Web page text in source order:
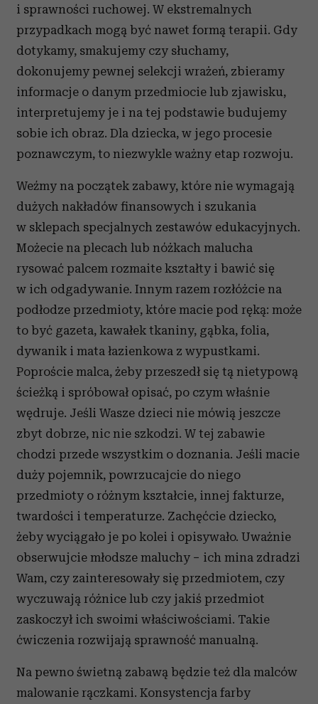
i sprawności ruchowej. W ekstremalnych
przypadkach mogą być nawet formą terapii. Gdy
dotykamy, smakujemy czy słuchamy,
dokonujemy pewnej selekcji wrażeń, zbieramy
informacje o danym przedmiocie lub zjawisku,
interpretujemy je i na tej podstawie budujemy
sobie ich obraz. Dla dziecka, w jego procesie
poznawczym, to niezwykle ważny etap rozwoju.
Weźmy na początek zabawy, które nie wymagają
dużych nakładów finansowych i szukania
w sklepach specjalnych zestawów edukacyjnych.
Możecie na plecach lub nóżkach malucha
rysować palcem rozmaite kształty i bawić się
w ich odgadywanie. Innym razem rozłóżcie na
podłodze przedmioty, które macie pod ręką: może
to być gazeta, kawałek tkaniny, gąbka, folia,
dywanik i mata łazienkowa z wypustkami.
Poproście malca, żeby przeszedł się tą nietypową
ścieżką i spróbował opisać, po czym właśnie
wędruje. Jeśli Wasze dzieci nie mówią jeszcze
zbyt dobrze, nic nie szkodzi. W tej zabawie
chodzi przede wszystkim o doznania. Jeśli macie
duży pojemnik, powrzucajcie do niego
przedmioty o różnym kształcie, innej fakturze,
twardości i temperaturze. Zachęćcie dziecko,
żeby wyciągało je po kolei i opisywało. Uważnie
obserwujcie młodsze maluchy − ich mina zdradzi
Wam, czy zainteresowały się przedmiotem, czy
wyczuwają różnice lub czy jakiś przedmiot
zaskoczył ich swoimi właściwościami. Takie
ćwiczenia rozwijają sprawność manualną.
Na pewno świetną zabawą będzie też dla malców
malowanie rączkami. Konsystencja farby